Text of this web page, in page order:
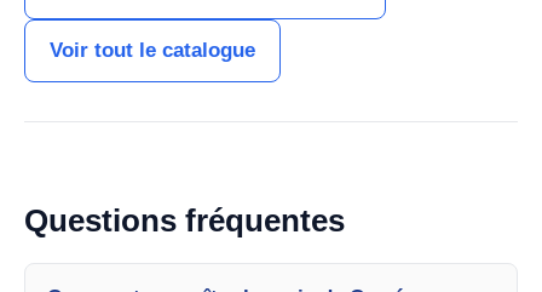
Voir tout le catalogue
Questions fréquentes